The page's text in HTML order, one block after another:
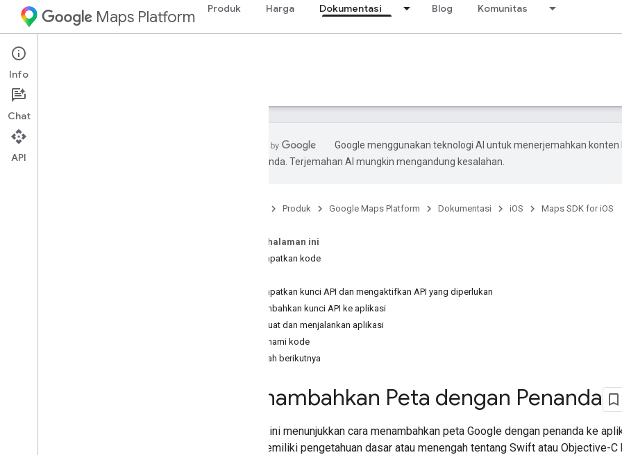
Maps Platform Produk Harga Dokumentasi Blog Komunitas
iOS
Panduan
Google menggunakan teknologi AI untuk menerjemahkan konten
pilihan Anda. Terjemahan AI mungkin mengandung kesalahan.
Produk Google Maps Platform Dokumentasi iOS Maps SDK for iOS
Pada halaman ini
Mendapatkan kode
Mendapatkan kunci API dan mengaktifkan API yang diperlukan
Menambahkan kunci API ke aplikasi
Membuat dan menjalankan aplikasi
Memahami kode
Langkah berikutnya
Menambahkan Peta dengan Penanda
Tutorial ini menunjukkan cara menambahkan peta Google dengan penanda ke
yang memiliki pengetahuan dasar atau menengah tentang Swift atau Objective-
Info
Chat
API